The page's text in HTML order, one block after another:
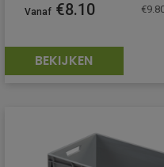
€8.10 €
BEKIJKEN